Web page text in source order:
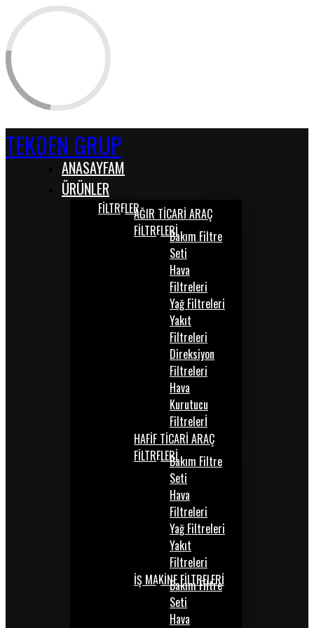
TEKDEN GRUP
ANASAYFAM
ÜRÜNLER
FİLTRELERAĞIR TİCARİ ARAÇ
FİLTRELERİBakım Filtre
Seti
Hava
Filtreleri
Yağ Filtreleri
Yakıt
Filtreleri
Direksiyon
Filtreleri
Hava
Kurutucu
Filtrelerİ
HAFİF TİCARİ ARAÇ
FİLTRELERİBakım Filtre
Seti
Hava
Filtreleri
Yağ Filtreleri
Yakıt
Filtreleri
İŞ MAKİNE FİLTRELERİ
Bakım Filtre
Seti
Hava